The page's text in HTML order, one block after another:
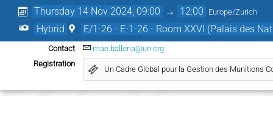
Thursday 14 Nov 2024, 09:00 → 12:00 Europe/Zurich
Hybrid E/1-26 - E-1-26 - Room XXVI (Palais des
Contact
mae.ballena@un.org
Registration
Un Cadre Global pour la Gestion des Munitions